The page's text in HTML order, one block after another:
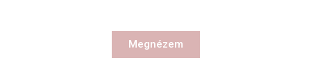
Megnézem